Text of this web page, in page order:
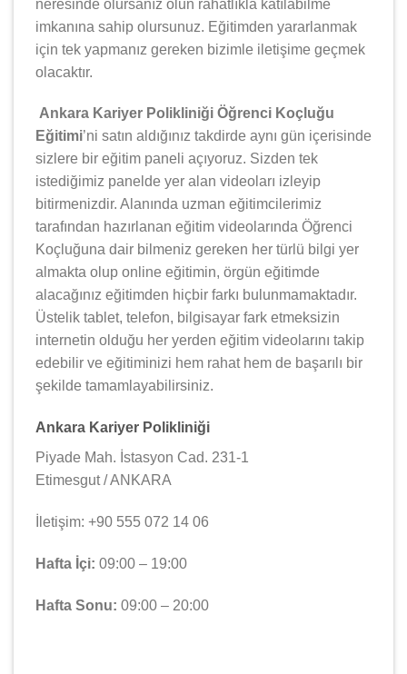
neresinde olursanız olun rahatlıkla katılabilme
imkanına sahip olursunuz. Eğitimden yararlanmak
için tek yapmanız gereken bizimle iletişime geçmek
olacaktır.
Ankara Kariyer Polikliniği Öğrenci Koçluğu
Eğitimi’ni satın aldığınız takdirde aynı gün içerisinde
sizlere bir eğitim paneli açıyoruz. Sizden tek
istediğimiz panelde yer alan videoları izleyip
bitirmenizdir. Alanında uzman eğitimcilerimiz
tarafından hazırlanan eğitim videolarında Öğrenci
Koçluğuna dair bilmeniz gereken her türlü bilgi yer
almakta olup online eğitimin, örgün eğitimde
alacağınız eğitimden hiçbir farkı bulunmamaktadır.
Üstelik tablet, telefon, bilgisayar fark etmeksizin
internetin olduğu her yerden eğitim videolarını takip
edebilir ve eğitiminizi hem rahat hem de başarılı bir
şekilde tamamlayabilirsiniz.
Ankara Kariyer Polikliniği
Piyade Mah. İstasyon Cad. 231-1
Etimesgut / ANKARA
İletişim: +90 555 072 14 06
Hafta İçi: 09:00 – 19:00
Hafta Sonu: 09:00 – 20:00